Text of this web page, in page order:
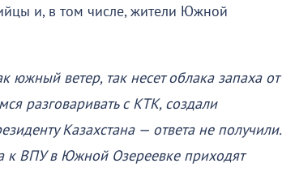
и, в том числе, жители Южной
южный ветер, так несет облака запаха от
разговаривать с КТК, создали
Казахстана — ответа не получили.
к ВПУ в Южной Озереевке приходят